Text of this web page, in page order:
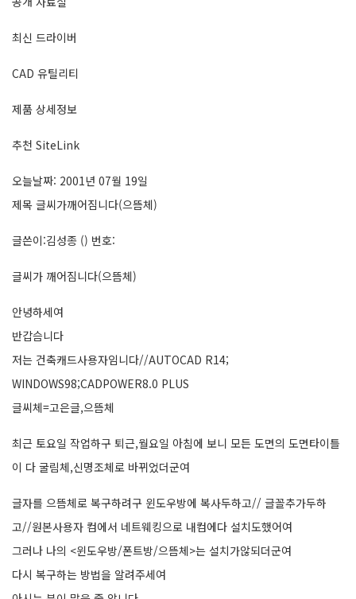
최신 드라이버
CAD 유틸리티
제품 상세정보
추천 SiteLink
오늘날짜: 2001년 07월 19일
제목 글씨가깨어짐니다(으뜸체)
글쓴이:김성종 () 번호:
글씨가 깨어짐니다(으뜸체)
안녕하세여
반갑슴니다
저는 건축캐드사용자임니다//AUTOCAD R14;
WINDOWS98;CADPOWER8.0 PLUS
글씨체=고은글,으뜸체
최근 토요일 작업하구 퇴근,월요일 아침에 보니 모든 도면의 도면타이틀
이 다 굴림체,신명조체로 바뀌었더군여
글자를 으뜸체로 복구하려구 윈도우방에 복사두하고// 글꼴추가두하
고//원본사용자 컴에서 네트웨킹으로 내컴에다 설치도했어여
그러나 나의 <윈도우방/폰트방/으뜸체>는 설치가않되더군여
다시 복구하는 방법을 알려주세여